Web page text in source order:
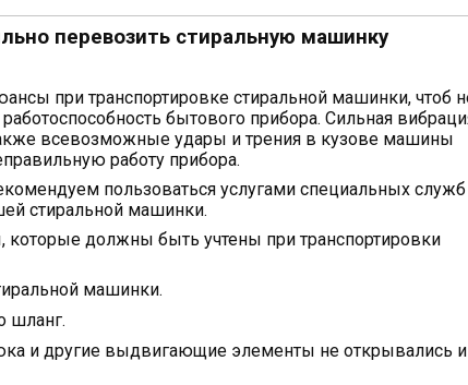
перевозить стиральную машинку
при транспортировке стиральной машинки, чтоб
бытового прибора. Сильная
всевозможные удары и трения в кузове машины
работу прибора.
пользоваться услугами специальных служб
стиральной машинки.
которые должны быть учтены при транспортировки
машинки.
шланг.
и другие выдвигающие элементы не открывались